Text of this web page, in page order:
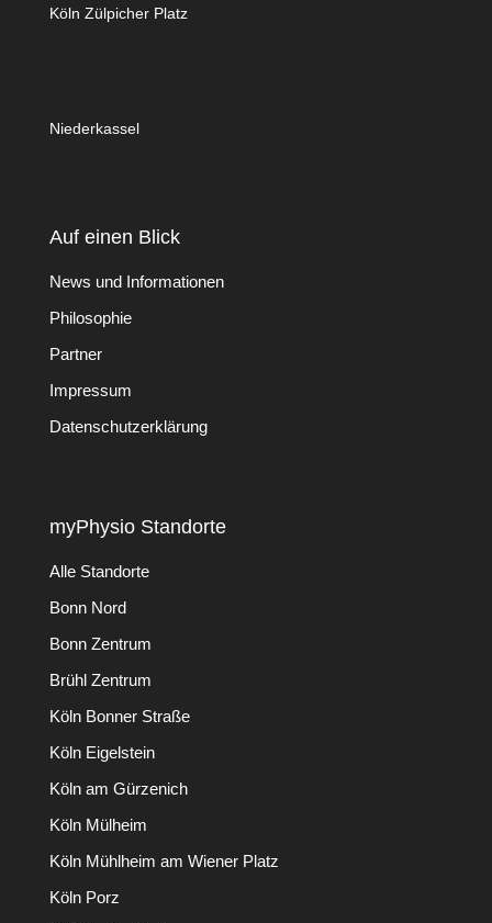
Köln Zülpicher Platz
Niederkassel
Auf einen Blick
News und Informationen
Philosophie
Partner
Impressum
Datenschutzerklärung
myPhysio Standorte
Alle Standorte
Bonn Nord
Bonn Zentrum
Brühl Zentrum
Köln Bonner Straße
Köln Eigelstein
Köln am Gürzenich
Köln Mülheim
Köln Mühlheim am Wiener Platz
Köln Porz